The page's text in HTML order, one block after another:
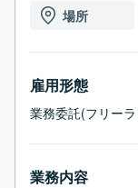
場所
雇用形態
業務委託(フリー
業務内容